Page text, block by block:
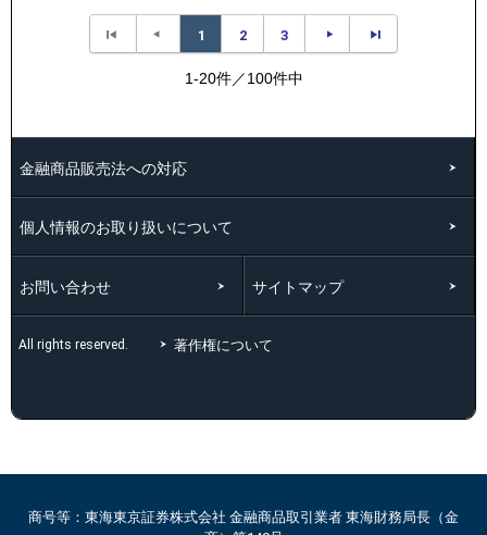
1 2 3
1-20件／100件中
金融商品販売法への対応
個人情報のお取り扱いについて
お問い合わせ サイトマップ
All rights reserved. 著作権について
商号等：東海東京証券株式会社 金融商品取引業者 東海財務局長（金